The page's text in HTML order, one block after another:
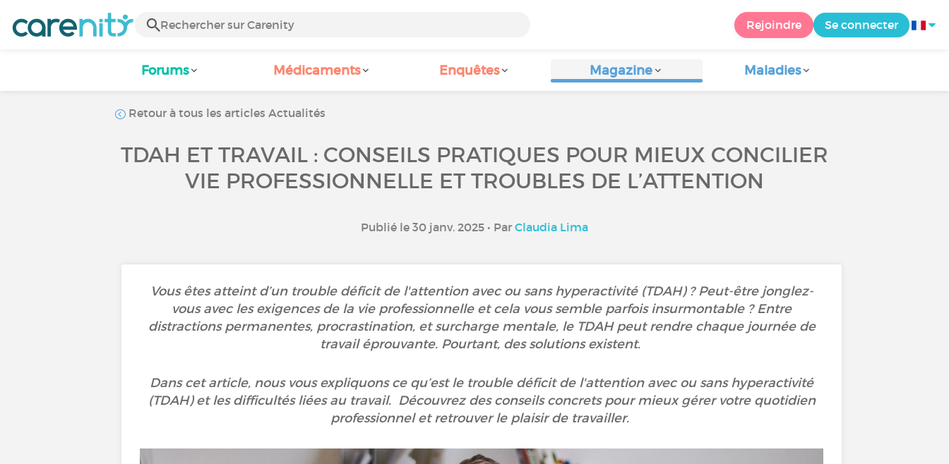
Rejoindre Se connecter
Forums Médicaments Enquêtes Magazine Maladies
Retour à tous les articles Actualités
TDAH ET TRAVAIL : CONSEILS PRATIQUES POUR MIEUX CONCILIER
VIE PROFESSIONNELLE ET TROUBLES DE L’ATTENTION
Publié le 30 janv. 2025 • Par Claudia Lima
Vous êtes atteint d’un trouble déficit de l'attention avec ou sans hyperactivité (TDAH) ? Peut-être jonglez-
vous avec les exigences de la vie professionnelle et cela vous semble parfois insurmontable ? Entre
distractions permanentes, procrastination, et surcharge mentale, le TDAH peut rendre chaque journée de
travail éprouvante. Pourtant, des solutions existent.
Dans cet article, nous vous expliquons ce qu’est le trouble déficit de l'attention avec ou sans hyperactivité
(TDAH) et les difficultés liées au travail. Découvrez des conseils concrets pour mieux gérer votre quotidien
professionnel et retrouver le plaisir de travailler.